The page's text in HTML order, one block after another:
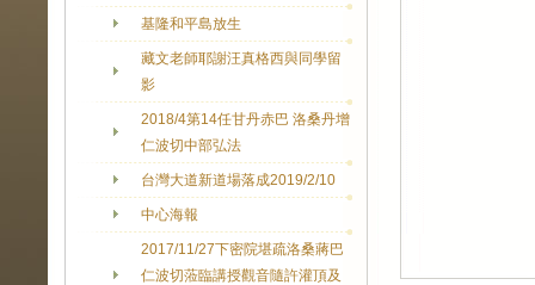
基隆和平島放生
藏文老師耶謝汪真格西與同學留
影
2018/4第14任甘丹赤巴 洛桑丹增
仁波切中部弘法
台灣大道新道場落成2019/2/10
中心海報
2017/11/27下密院堪疏洛桑蔣巴
仁波切蒞臨講授觀音隨許灌頂及